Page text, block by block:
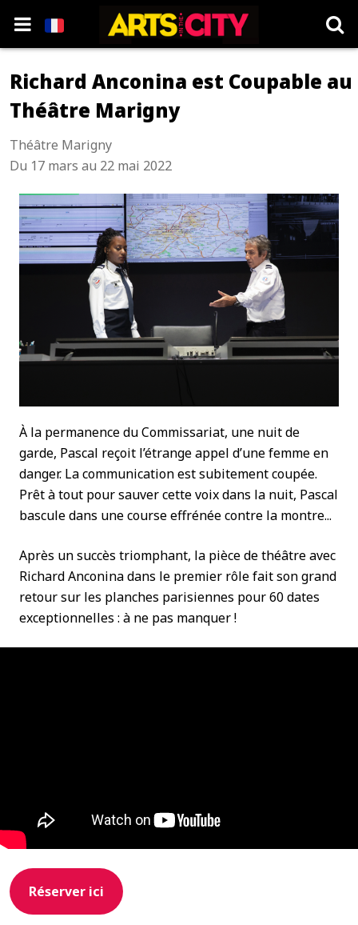
Richard Anconina est Coupable au
Théâtre Marigny
Théâtre Marigny
Du 17 mars au 22 mai 2022
À la permanence du Commissariat, une nuit de
garde, Pascal reçoit l’étrange appel d’une femme en
danger. La communication est subitement coupée.
Prêt à tout pour sauver cette voix dans la nuit, Pascal
bascule dans une course effrénée contre la montre...
Après un succès triomphant, la pièce de théâtre avec
Richard Anconina dans le premier rôle fait son grand
retour sur les planches parisiennes pour 60 dates
exceptionnelles : à ne pas manquer !
Réserver ici